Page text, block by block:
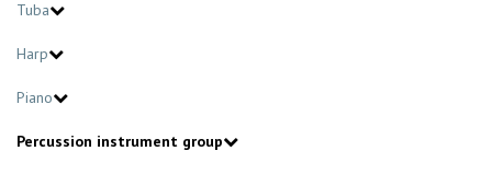
Tuba
Harp
Piano
Percussion instrument group